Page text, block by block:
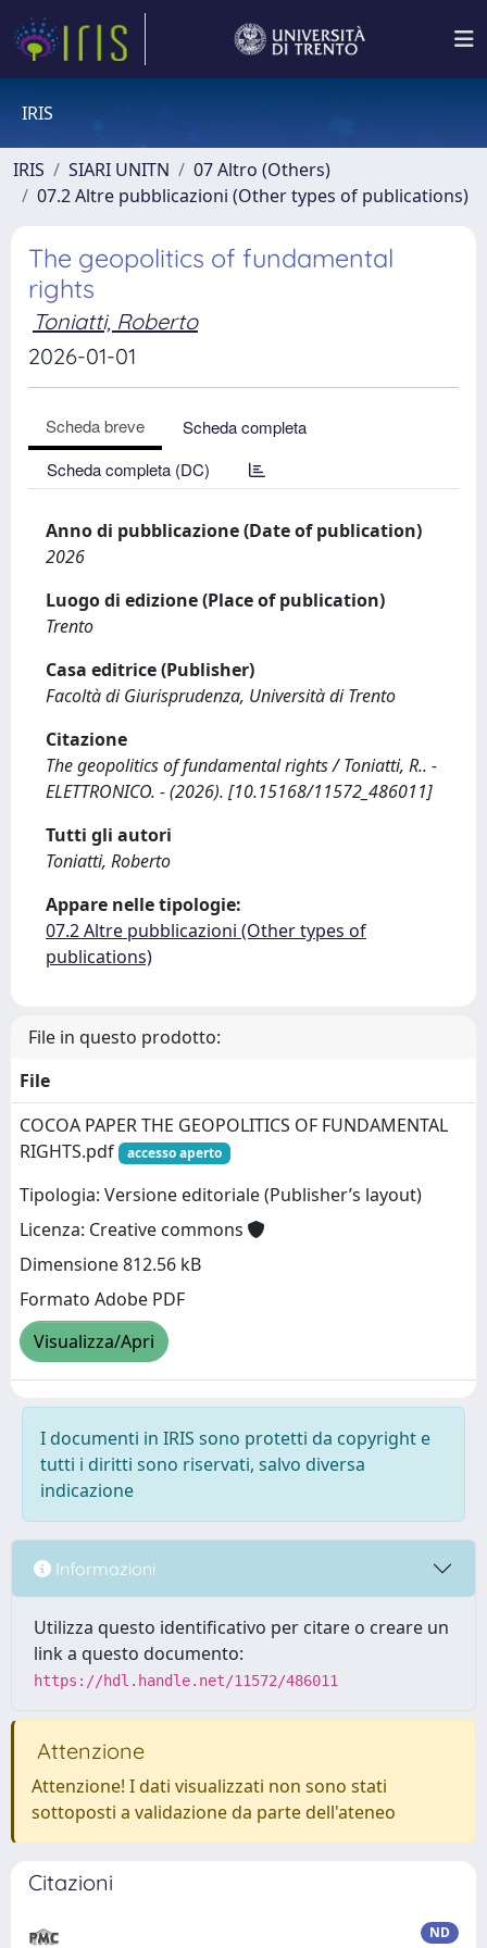
IRIS
IRIS SIARI UNITN
07 Altro (Others)
07.2 Altre pubblicazioni (Other types of publications)
The geopolitics of fundamental
rights
Toniatti, Roberto
2026-01-01
Scheda breve
Scheda completa
Scheda completa (DC)
Anno di pubblicazione (Date of publication)
2026
Luogo di edizione (Place of publication)
Trento
Casa editrice (Publisher)
Facoltà di Giurisprudenza, Università di Trento
Citazione
The geopolitics of fundamental rights / Toniatti, R.. -
ELETTRONICO. - (2026). [10.15168/11572_486011]
Tutti gli autori
Toniatti, Roberto
Appare nelle tipologie:
07.2 Altre pubblicazioni (Other types of
publications)
File in questo prodotto:
File
COCOA PAPER THE GEOPOLITICS OF FUNDAMENTAL
RIGHTS.pdf
accesso aperto
Tipologia: Versione editoriale (Publisher’s layout)
Licenza: Creative commons
Dimensione 812.56 kB
Formato Adobe PDF
Visualizza/Apri
I documenti in IRIS sono protetti da copyright e
tutti i diritti sono riservati, salvo diversa
indicazione
Informazioni
Utilizza questo identificativo per citare o creare un
link a questo documento:
https://hdl.handle.net/11572/486011
Attenzione
Attenzione! I dati visualizzati non sono stati
sottoposti a validazione da parte dell'ateneo
Citazioni
ND